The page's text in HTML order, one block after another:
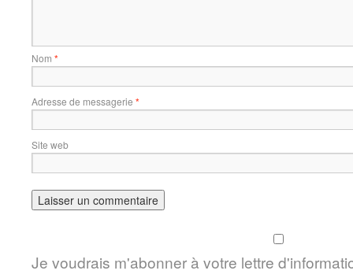
Nom *
Adresse de messagerie *
Site web
Je voudrais m'abonner à votre lettre